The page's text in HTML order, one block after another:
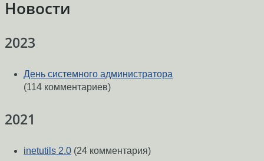
Новости
2023
День системного администратора
(114 комментариев)
2021
inetutils 2.0 (24 комментария)